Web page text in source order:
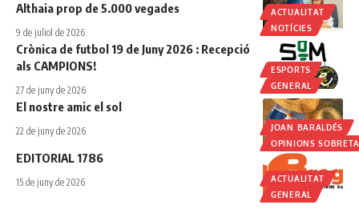
ACTUALITAT
NOTÍCIES
Althaia prop de 5.000 vegades
9 de juliol de 2026
ESPORTS
GENERAL
Crònica de futbol 19 de Juny 2026 : Recepció
als CAMPIONS!
27 de juny de 2026
JOAN BARALDÉS
OPINIONS
El nostre amic el sol
22 de juny de 2026
ACTUALITAT
GENERAL
EDITORIAL 1786
15 de juny de 2026